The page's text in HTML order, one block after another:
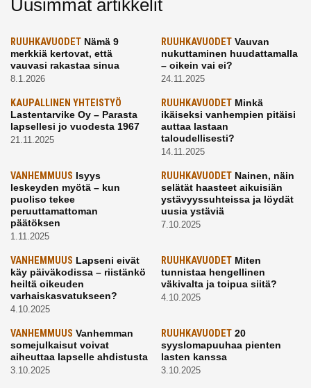
Uusimmat artikkelit
RUUHKAVUODET Nämä 9
merkkiä kertovat, että
vauvasi rakastaa sinua
8.1.2026
RUUHKAVUODETVauvan
nukuttaminen huudattamalla
– oikein vai ei?
24.11.2025
KAUPALLINEN YHTEISTYÖ
Lastentarvike Oy – Parasta
lapsellesi jo vuodesta 1967
21.11.2025
RUUHKAVUODETMinkä
ikäiseksi vanhempien pitäisi
auttaa lastaan
taloudellisesti?
14.11.2025
VANHEMMUUS Isyys
leskeyden myötä – kun
puoliso tekee
peruuttamattoman
päätöksen
1.11.2025
RUUHKAVUODETNainen, näin
selätät haasteet aikuisiän
ystävyyssuhteissa ja löydät
uusia ystäviä
7.10.2025
VANHEMMUUS Lapseni eivät
käy päiväkodissa – riistänkö
heiltä oikeuden
varhaiskasvatukseen?
4.10.2025
RUUHKAVUODETMiten
tunnistaa hengellinen
väkivalta ja toipua siitä?
4.10.2025
VANHEMMUUS Vanhemman
somejulkaisut voivat
aiheuttaa lapselle ahdistusta
3.10.2025
RUUHKAVUODET20
syyslomapuuhaa pienten
lasten kanssa
3.10.2025